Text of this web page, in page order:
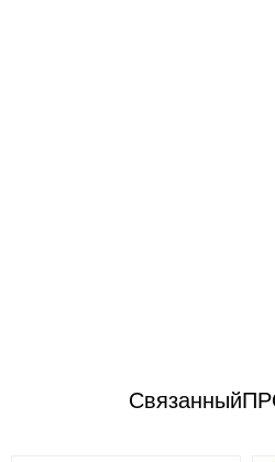
Связанный